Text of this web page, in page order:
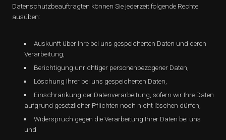
Datenschutzbeauftragten können Sie jederzeit folgende Rechte
ausüben:
Auskunft über Ihre bei uns gespeicherten Daten und deren
Verarbeitung,
Berichtigung unrichtiger personenbezogener Daten,
Löschung Ihrer bei uns gespeicherten Daten,
Einschränkung der Datenverarbeitung, sofern wir Ihre Daten
aufgrund gesetzlicher Pflichten noch nicht löschen dürfen,
Widerspruch gegen die Verarbeitung Ihrer Daten bei uns
und